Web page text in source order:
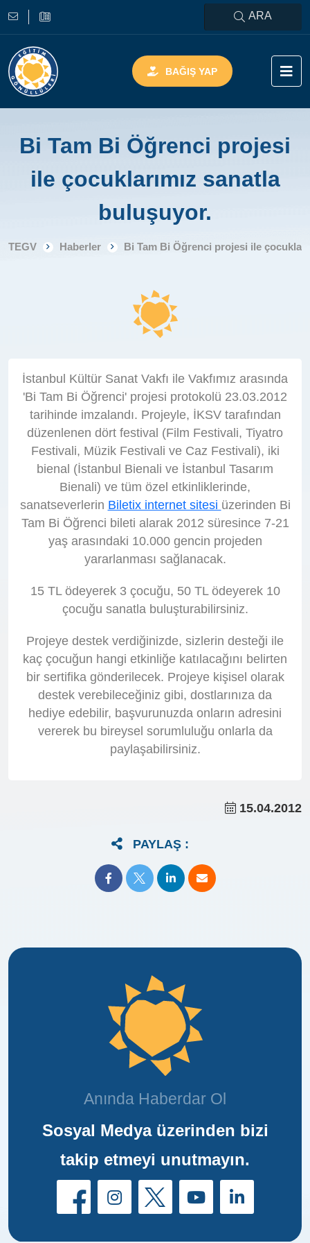
ARA
BAĞIŞ YAP
Bi Tam Bi Öğrenci projesi
ile çocuklarımız sanatla
buluşuyor.
TEGV Haberler Bi Tam Bi Öğrenci projesi ile
İstanbul Kültür Sanat Vakfı ile Vakfımız arasında
'Bi Tam Bi Öğrenci' projesi protokolü 23.03.2012
tarihinde imzalandı. Projeyle, İKSV tarafından
düzenlenen dört festival (Film Festivali, Tiyatro
Festivali, Müzik Festivali ve Caz Festivali), iki
bienal (İstanbul Bienali ve İstanbul Tasarım
Bienali) ve tüm özel etkinliklerinde,
sanatseverlerin Biletix internet sitesi üzerinden Bi
Tam Bi Öğrenci bileti alarak 2012 süresince 7-21
yaş arasındaki 10.000 gencin projeden
yararlanması sağlanacak.
15 TL ödeyerek 3 çocuğu, 50 TL ödeyerek 10
çocuğu sanatla buluşturabilirsiniz.
Projeye destek verdiğinizde, sizlerin desteği ile
kaç çocuğun hangi etkinliğe katılacağını belirten
bir sertifika gönderilecek. Projeye kişisel olarak
destek verebileceğiniz gibi, dostlarınıza da
hediye edebilir, başvurunuzda onların adresini
vererek bu bireysel sorumluluğu onlarla da
paylaşabilirsiniz.
15.04.2012
PAYLAŞ :
Anında Haberdar Ol
Sosyal Medya üzerinden bizi
takip etmeyi unutmayın.